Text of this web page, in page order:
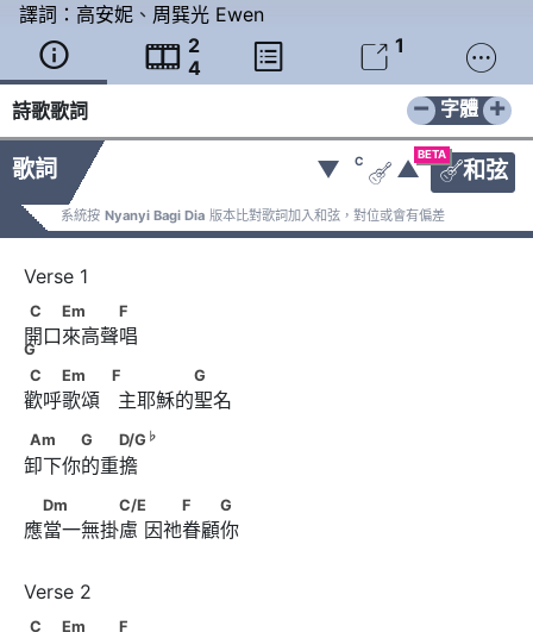
譯詞： 高安妮 、 周巽光 Ewen
  2
4
  1 
詩歌歌詞 − +
字體
歌詞
BETA
和弦
▼ C
 ▲
系統按 Nyanyi Bagi Dia 版本比對歌詞加入和弦，對位或會有偏差
C　　Em　　　F　 G
C Em F
G
開口來高聲唱
C　　Em　　            F      　　　　G
C Em F G
歡呼歌頌   主耶穌的聖名
Am　　　G　　D/G
Am G D/G ♭
卸下你的重擔
Dm　　　　C/E　      　　F　　G
Dm C/E F G
應當一無掛慮 因祂眷顧你
C　　Em　　　F　 G
C Em F